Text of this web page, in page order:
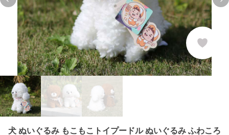
Previous slide
犬 ぬいぐるみ もこもこトイプードル ぬいぐるみ ふわころ